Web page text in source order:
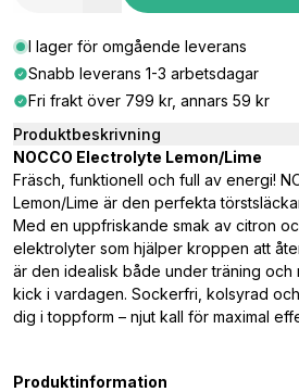
I lager för omgående leverans
Snabb leverans 1-3 arbetsdagar
Fri frakt över 799 kr, annars 59 kr
Produktbeskrivning
NOCCO Electrolyte Lemon/Lime
Fräsch, funktionell och full av energi!
Lemon/Lime är den perfekta
Med en uppfriskande smak av citron
elektrolyter som hjälper kroppen att
är den idealisk både under träning
kick i vardagen. Sockerfri, kolsyrad
dig i toppform – njut kall för maximal
Produktinformation